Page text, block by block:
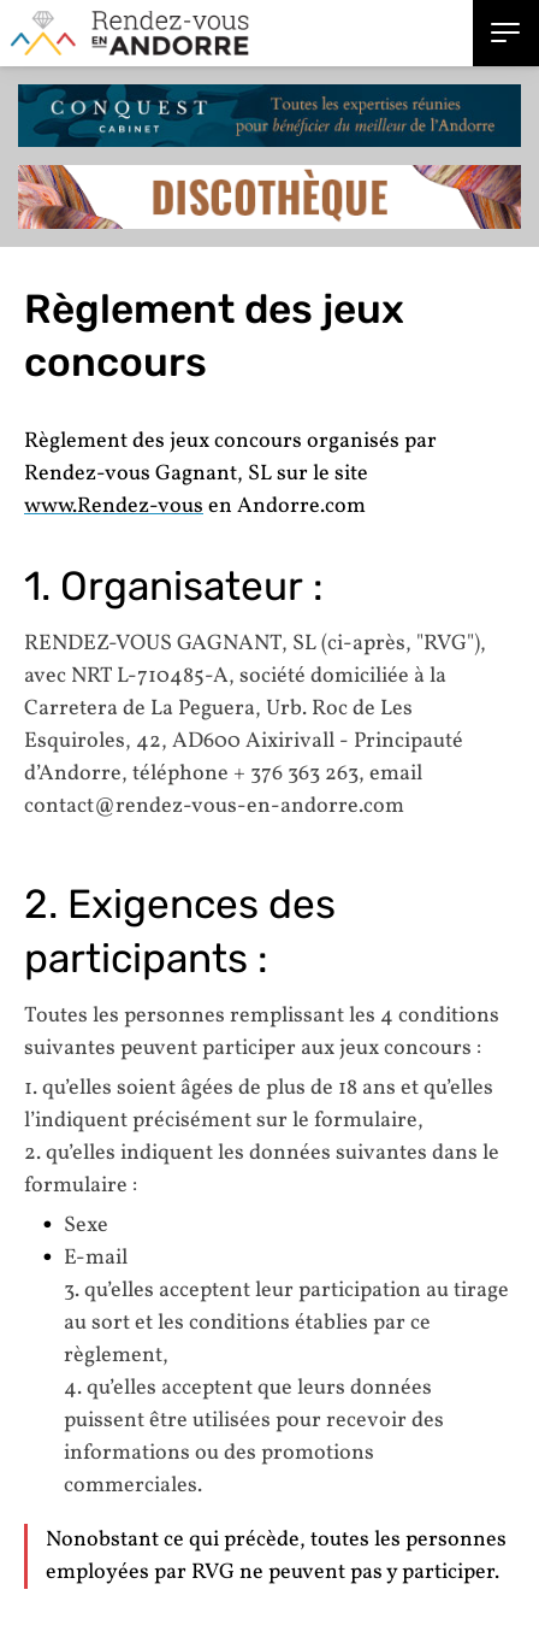
Règlement des jeux
concours
Règlement des jeux concours organisés par
Rendez-vous Gagnant, SL sur le site
www.Rendez-vousen Andorre.com
1. Organisateur :
RENDEZ-VOUS GAGNANT, SL (ci-après, "RVG"),
avec NRT L-710485-A, société domiciliée à la
Carretera de La Peguera, Urb. Roc de Les
Esquiroles, 42, AD600 Aixirivall - Principauté
d’Andorre, téléphone + 376 363 263, email
contact@rendez-vous-en-andorre.com
2. Exigences des
participants :
Toutes les personnes remplissant les 4 conditions
suivantes peuvent participer aux jeux concours :
1. qu’elles soient âgées de plus de 18 ans et qu’elles
l’indiquent précisément sur le formulaire,
2. qu’elles indiquent les données suivantes dans le
formulaire :
Sexe
E-mail
3. qu’elles acceptent leur participation au tirage
au sort et les conditions établies par ce
règlement,
4. qu’elles acceptent que leurs données
puissent être utilisées pour recevoir des
informations ou des promotions
commerciales.
Nonobstant ce qui précède, toutes les personnes
employées par RVG ne peuvent pas y participer.